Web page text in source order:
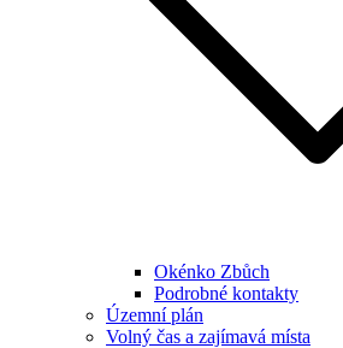
Okénko Zbůch
Podrobné kontakty
Územní plán
Volný čas a zajímavá místa